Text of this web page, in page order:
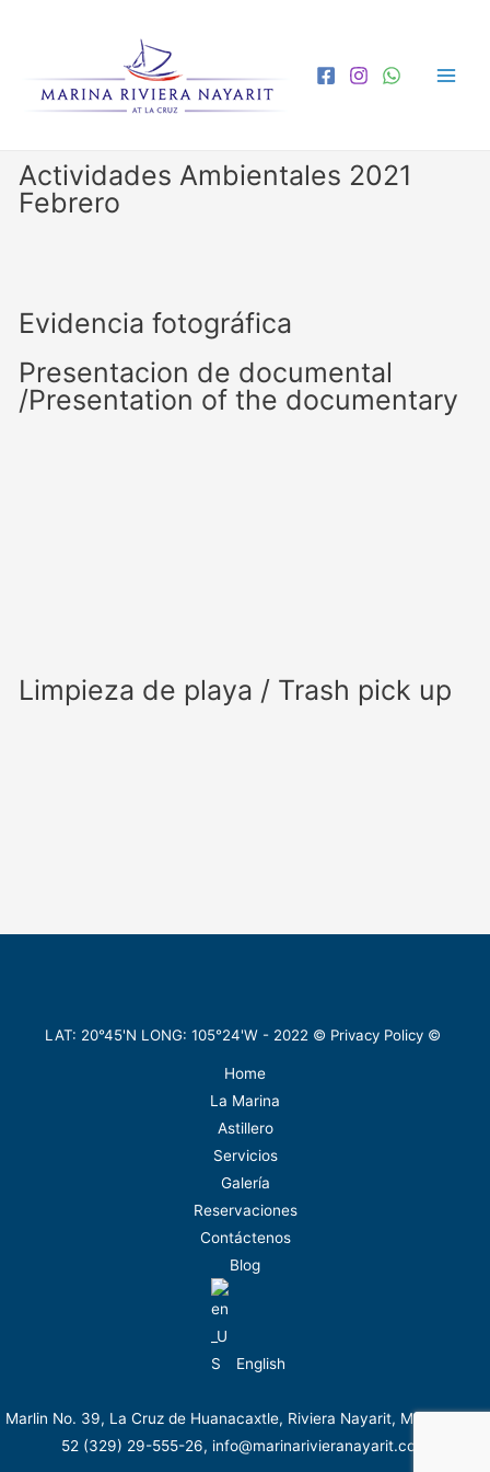
Actividades Ambientales 2021
Febrero
Evidencia fotográfica
Presentacion de documental
/Presentation of the documentary
Limpieza de playa / Trash pick up
LAT: 20°45'N LONG: 105°24'W - 2022 © Privacy Policy ©
Home
La Marina
Astillero
Servicios
Galería
Reservaciones
Contáctenos
Blog
English
Marlin No. 39, La Cruz de Huanacaxtle, Riviera Nayarit, México. Tel.
52 (329) 29-555-26, info@marinarivieranayarit.com